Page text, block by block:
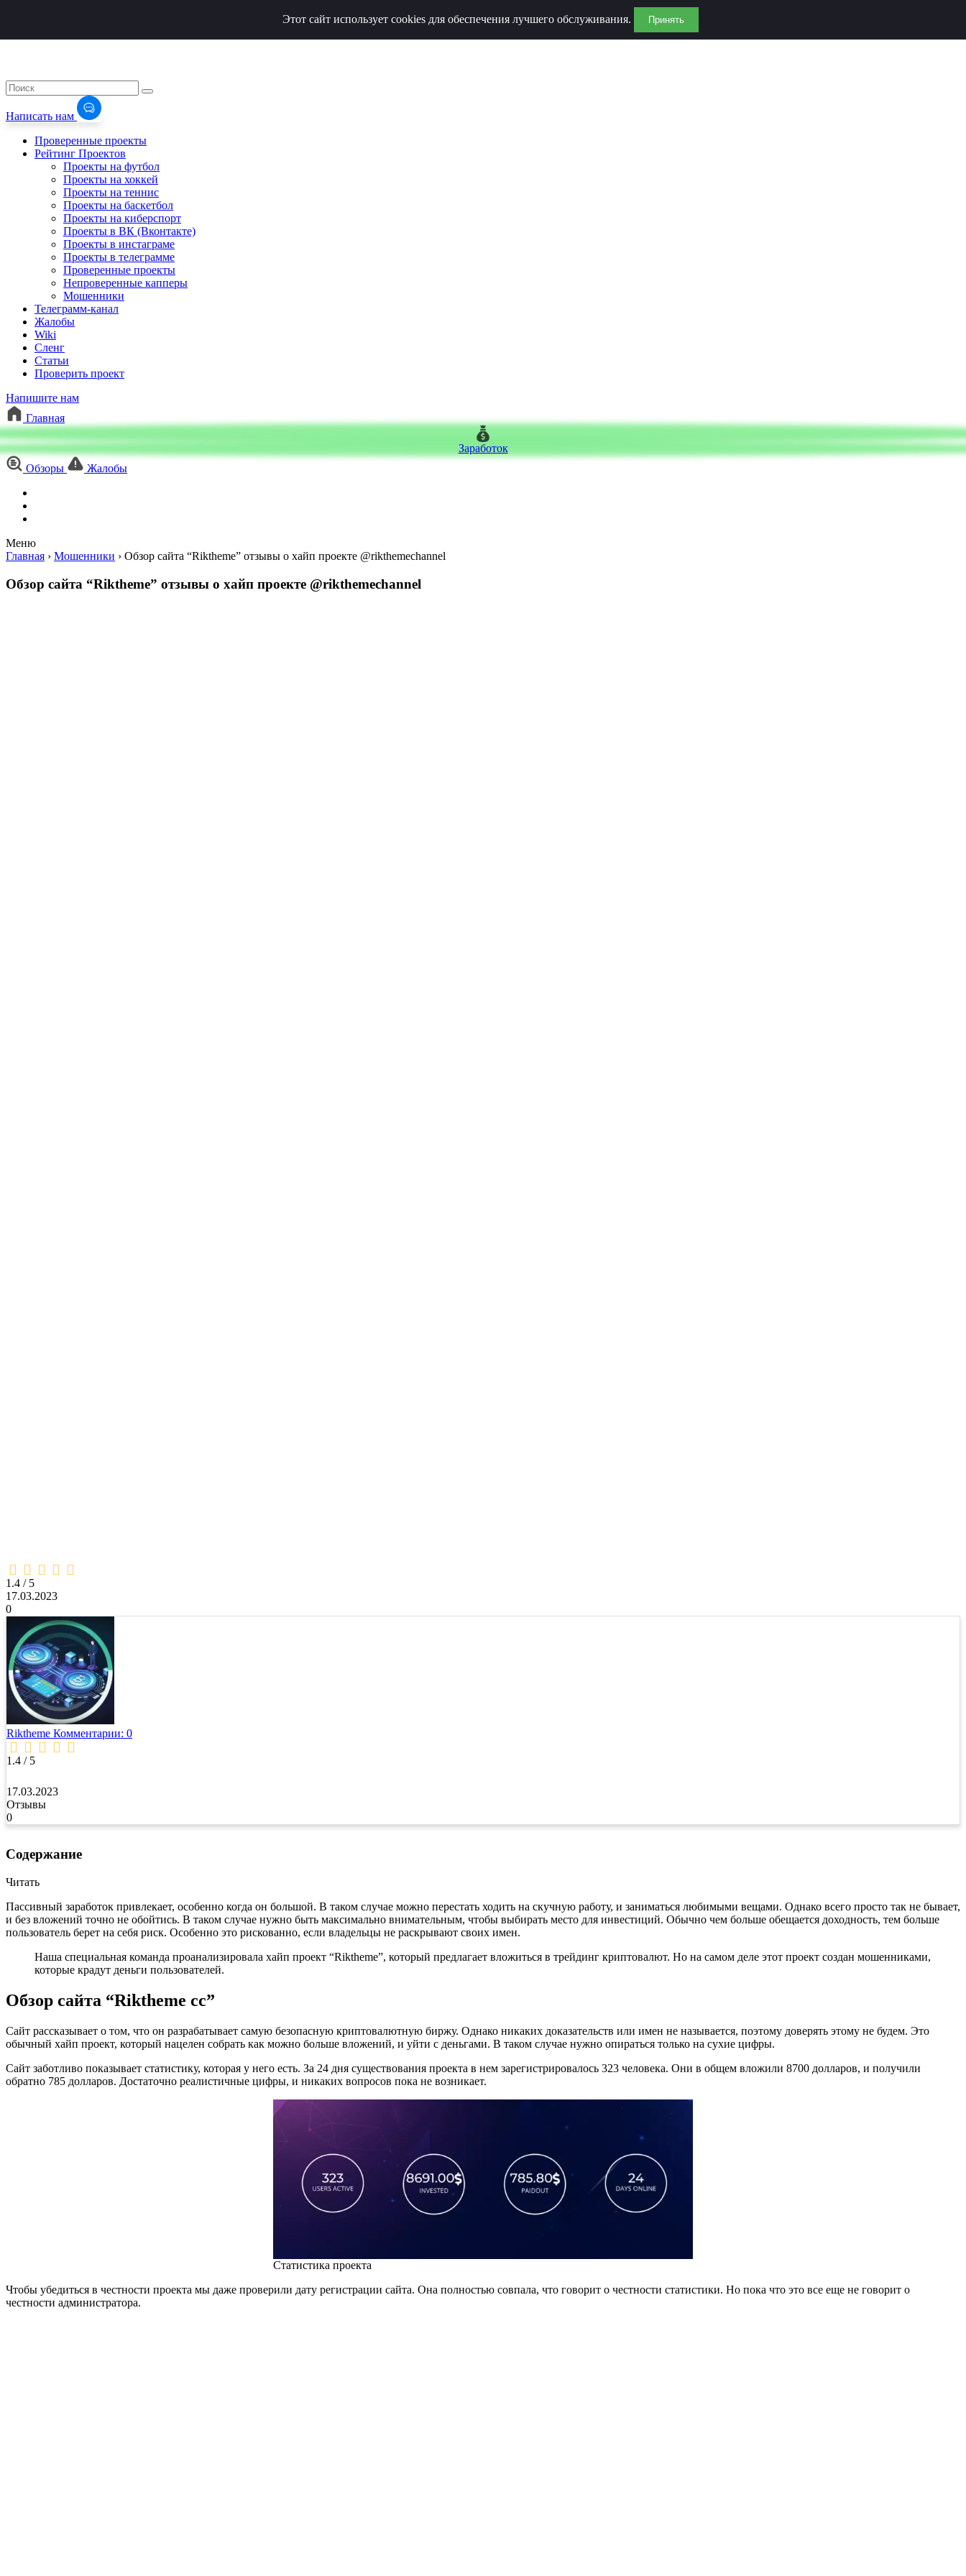
Написать нам
Проверенные проекты
Рейтинг Проектов
Проекты на футбол
Проекты на хоккей
Проекты на теннис
Проекты на баскетбол
Проекты на киберспорт
Проекты в ВК (Вконтакте)
Проекты в инстаграме
Проекты в телеграмме
Проверенные проекты
Непроверенные капперы
Мошенники
Телеграмм-канал
Жалобы
Wiki
Сленг
Статьи
Проверить проект
Напишите нам
Главная
Заработок
Обзоры
Жалобы
Меню
Этот сайт использует cookies для обеспечения лучшего обслуживания. Принять
Главная › Мошенники › Обзор сайта “Riktheme” отзывы о хайп проекте @rikthemechannel
Обзор сайта “Riktheme” отзывы о хайп проекте @rikthemechannel
1,4
rating
1.4 / 5
17.03.2023
0
Riktheme Комментарии: 0
1.4 / 5
17.03.2023
Отзывы
0
Содержание
Читать
Пассивный заработок привлекает, особенно когда он большой. В таком случае можно перестать ходить на скучную работу, и заниматься любимыми вещами. Однако всего просто так не бывает,
и без вложений точно не обойтись. В таком случае нужно быть максимально внимательным, чтобы выбирать место для инвестиций. Обычно чем больше обещается доходность, тем больше
пользователь берет на себя риск. Особенно это рискованно, если владельцы не раскрывают своих имен.
Наша специальная команда проанализировала хайп проект “Riktheme”, который предлагает вложиться в трейдинг криптовалют. Но на самом деле этот проект создан мошенниками,
которые крадут деньги пользователей.
Обзор сайта “Riktheme cc”
Сайт рассказывает о том, что он разрабатывает самую безопасную криптовалютную биржу. Однако никаких доказательств или имен не называется, поэтому доверять этому не будем. Это
обычный хайп проект, который нацелен собрать как можно больше вложений, и уйти с деньгами. В таком случае нужно опираться только на сухие цифры.
Сайт заботливо показывает статистику, которая у него есть. За 24 дня существования проекта в нем зарегистрировалось 323 человека. Они в общем вложили 8700 долларов, и получили
обратно 785 долларов. Достаточно реалистичные цифры, и никаких вопросов пока не возникает.
Статистика проекта
Чтобы убедиться в честности проекта мы даже проверили дату регистрации сайта. Она полностью совпала, что говорит о честности статистики. Но пока что это все еще не говорит о
честности администратора.